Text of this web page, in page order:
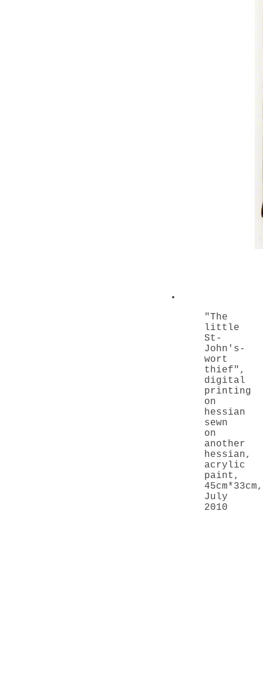
"The
little
St-
John's-
wort
thief" ,
digital
printing
on
hessian
sewn
on
another
hessian,
acrylic
paint,
45cm*33cm,
July
2010